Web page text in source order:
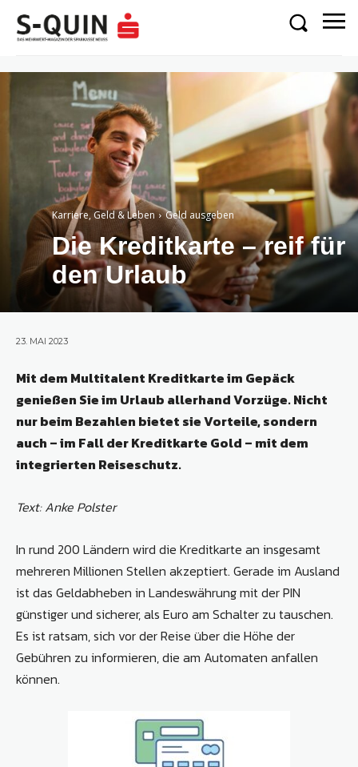
Karriere, Geld & Leben Geld ausgeben
Die Kreditkarte – reif für
den Urlaub
23. MAI 2023
Mit dem Multitalent Kreditkarte im Gepäck
genießen Sie im Urlaub allerhand Vorzüge. Nicht
nur beim Bezahlen bietet sie Vorteile, sondern
auch – im Fall der Kreditkarte Gold – mit dem
integrierten Reiseschutz.
Text: Anke Polster
In rund 200 Ländern wird die Kreditkarte an insgesamt
mehreren Millionen Stellen akzeptiert. Gerade im Ausland
ist das Geldabheben in Landeswährung mit der PIN
günstiger und sicherer, als Euro am Schalter zu tauschen.
Es ist ratsam, sich vor der Reise über die Höhe der
Gebühren zu informieren, die am Automaten anfallen
können.